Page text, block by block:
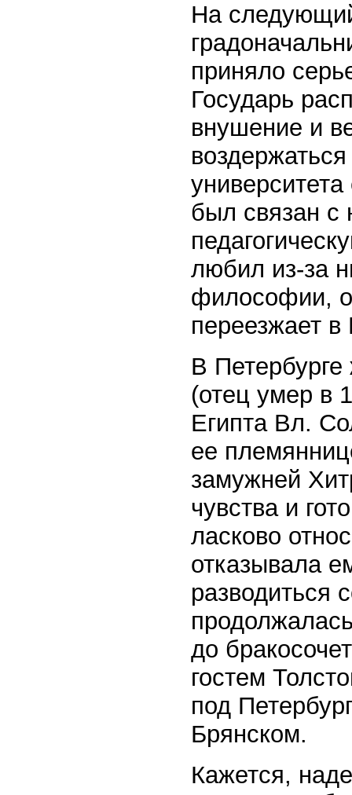
На
приняло
Государь
внушение и
был связан с
любил из-за
философии,
переезжает в
В
(отец умер в
Египта Вл.
ее
замужней
чувства и
ласково
отказывала
разводиться
до
гостем
под
Брянском.
Кажется,